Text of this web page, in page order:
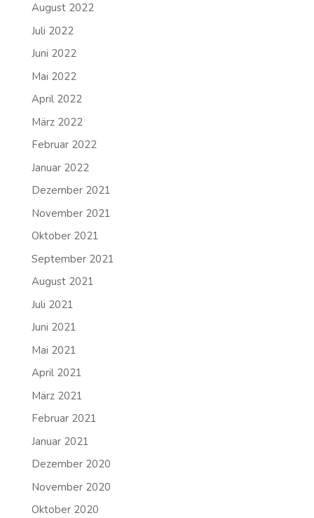
August 2022
Juli 2022
Juni 2022
Mai 2022
April 2022
März 2022
Februar 2022
Januar 2022
Dezember 2021
November 2021
Oktober 2021
September 2021
August 2021
Juli 2021
Juni 2021
Mai 2021
April 2021
März 2021
Februar 2021
Januar 2021
Dezember 2020
November 2020
Oktober 2020